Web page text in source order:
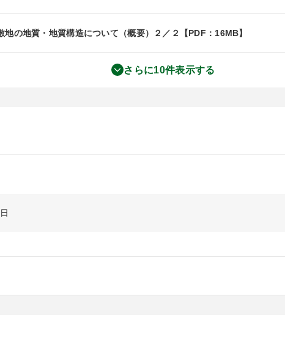
の地質・地質構造について（概要）２／２【PDF：16MB】
さらに10件表示する